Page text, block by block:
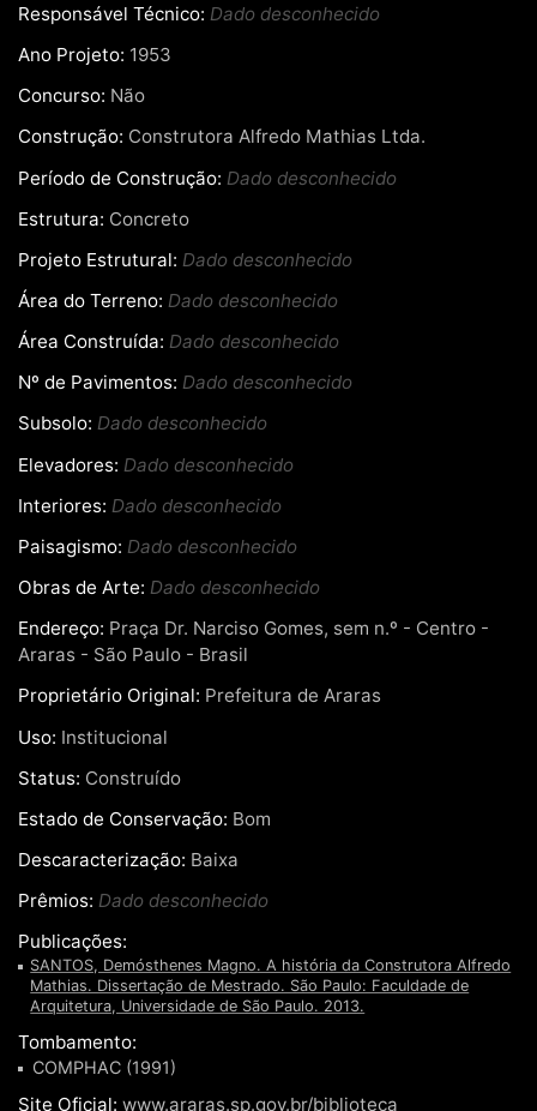
Responsável Técnico: Dado desconhecido
Ano Projeto: 1953
Concurso: Não
Construção: Construtora Alfredo Mathias Ltda.
Período de Construção: Dado desconhecido
Estrutura: Concreto
Projeto Estrutural: Dado desconhecido
Área do Terreno: Dado desconhecido
Área Construída: Dado desconhecido
Nº de Pavimentos: Dado desconhecido
Subsolo: Dado desconhecido
Elevadores: Dado desconhecido
Interiores: Dado desconhecido
Paisagismo: Dado desconhecido
Obras de Arte: Dado desconhecido
Endereço: Praça Dr. Narciso Gomes, sem n.º - Centro -
Araras - São Paulo - Brasil
Proprietário Original: Prefeitura de Araras
Uso: Institucional
Status: Construído
Estado de Conservação: Bom
Descaracterização: Baixa
Prêmios: Dado desconhecido
Publicações:
SANTOS, Demósthenes Magno. A história da Construtora Alfredo
Mathias. Dissertação de Mestrado. São Paulo: Faculdade de
Arquitetura, Universidade de São Paulo. 2013.
Tombamento:
COMPHAC (1991)
Site Oficial: www.araras.sp.gov.br/biblioteca